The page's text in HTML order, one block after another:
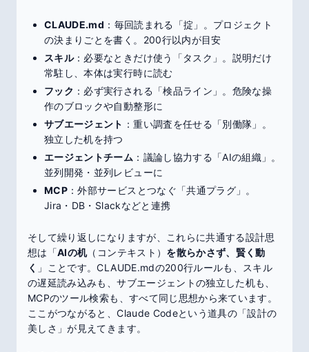
CLAUDE.md ：毎回読まれる「掟」。プロジェクト
の決まりごとを書く。200行以内が目安
スキル：必要なときだけ使う「タスク」。説明だけ
常駐し、本体は実行時に読む
フック ：必ず実行される「検品ライン」。危険な操
作のブロックや自動整形に
サブエージェント ：重い調査を任せる「別働隊」。
独立した机を持つ
エージェントチーム ：議論し協力する「AIの組織」。
並列開発・並列レビューに
MCP ：外部サービスとつなぐ「共通プラグ」。
Jira・DB・Slackなどと連携
そして繰り返しになりますが、これらに共通する設計思
想は「AIの机（コンテキスト） を散らかさず、賢く動
く 」ことです。CLAUDE.mdの200行ルールも、スキル
の遅延読み込みも、サブエージェントの独立した机も、
MCPのツール検索も、すべて同じ思想から来ています。
ここがつながると、Claude Codeという道具の「設計の
美しさ」が見えてきます。